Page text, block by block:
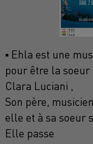
▪ Ehla est une
pour être la soeur
Clara Luciani ,
Son père,
elle et à sa soeur
Elle passe